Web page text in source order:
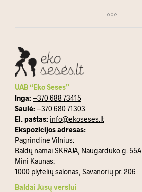
UAB “Eko Seses”
Inga: +370 688 73415
Saulė: +370 680 71303
El. paštas: info@ekoseses.lt
Ekspozicijos adresas:
Pagrindinė Vilnius:
Baldų namai SKRAJA, Naugarduko g. 55A
Mini Kaunas:
1000 plytelių salonas, Savanorių pr. 206
Baldai Jūsų verslui